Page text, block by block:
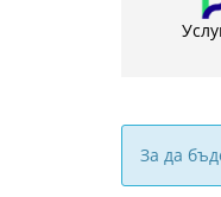
За да